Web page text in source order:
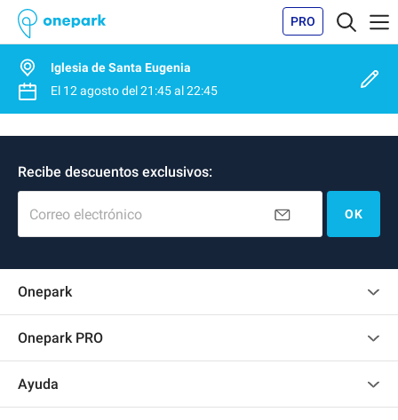
PRO
Iglesia de Santa Eugenia
El 12 agostodel21:45al22:45
Recibe descuentos exclusivos:
Correo electrónico OK
Onepark
Onepark PRO
Convertirse en colaborador
Ayuda